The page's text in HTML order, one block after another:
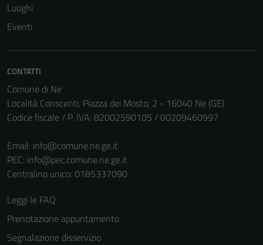
Luoghi
Eventi
CONTATTI
Comune di Ne
Località Conscenti, Piazza dei Mosto, 2 - 16040 Ne (GE)
Codice fiscale / P. IVA: 82002590105 / 00209460997
Email: info@comune.ne.ge.it
PEC: info@pec.comune.ne.ge.it
Centralino unico: 0185337090
Leggi le FAQ
Prenotazione appuntamento
Segnalazione disservizio